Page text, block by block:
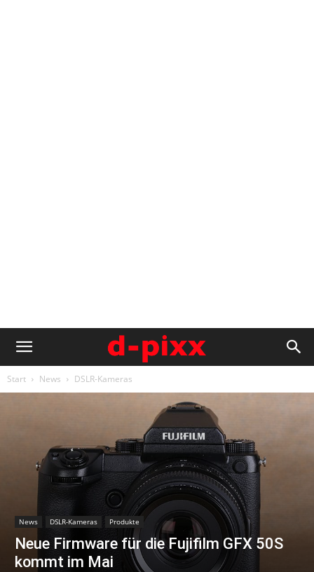
Start News DSLR-Kameras
News DSLR-Kameras Produkte
Neue Firmware für die Fujifilm GFX 50S
kommt im Mai